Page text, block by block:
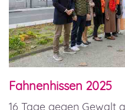
Fahnenhissen 2025
16 Tage gegen Gewalt